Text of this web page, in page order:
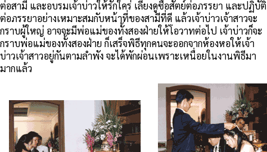
ต่อสามี และอบรมเจ้าบ่าวให้รักใคร่ เลี้ยงดูซื่อสัตย์ต่อภรรยา และปฏิบัติ
ต่อภรรยาอย่างเหมาะสมกับหน้าที่ของสามีที่ดี แล้วเจ้าบ่าวเจ้าสาวจะ
กราบผู้ใหญ่ อาจจะมีพ่อแม่ของทั้งสองฝ่ายให้โอวาทต่อไป เจ้าบ่าวก็จะ
กราบพ่อแม่ของทั้งสองฝ่าย ก็เสร็จพิธีทุกคนจะออกจากห้องหอให้เจ้า
บ่าวเจ้าสาวอยู่กันตามลำพัง จะได้พักผ่อนเพราะเหนื่อยในงานพิธีมา
มากแล้ว